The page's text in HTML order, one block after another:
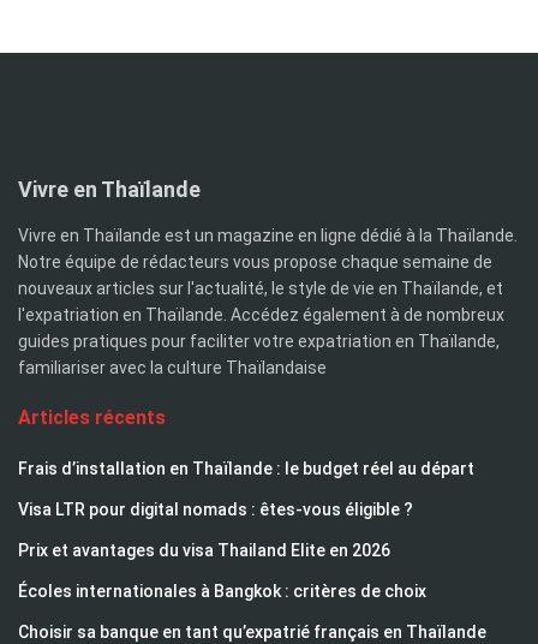
Vivre en Thaïlande
Vivre en Thaïlande est un magazine en ligne dédié à la Thaïlande.
Notre équipe de rédacteurs vous propose chaque semaine de
nouveaux articles sur l'actualité, le style de vie en Thaïlande, et
l'expatriation en Thaïlande. Accédez également à de nombreux
guides pratiques pour faciliter votre expatriation en Thaïlande,
familiariser avec la culture Thaïlandaise
Articles récents
Frais d’installation en Thaïlande : le budget réel au départ
Visa LTR pour digital nomads : êtes-vous éligible ?
Prix et avantages du visa Thailand Elite en 2026
Écoles internationales à Bangkok : critères de choix
Choisir sa banque en tant qu’expatrié français en Thaïlande